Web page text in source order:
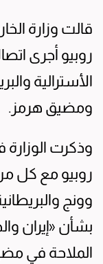
قالت وزارة
روبيو أجرى
الأسترالية
ومضيق هرمز.
وذكرت
روبيو مع كل من
وونج
بشأن «إيران
الملاحة في